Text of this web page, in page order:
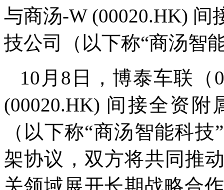
与商汤-W (00020.HK)
技公司（以下称“商汤智
10月8日，博泰车联（
(00020.HK) 间接全资
（以下称“商汤智能科
架协议，双方将共同推
关领域展开长期战略合